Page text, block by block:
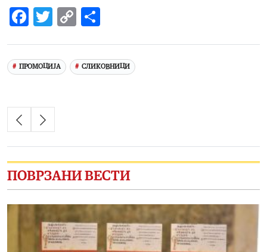
Facebook
Twitter
Copy
ПРОМОЦИЈА СЛИКОВНИЦИ
ПОВРЗАНИ ВЕСТИ